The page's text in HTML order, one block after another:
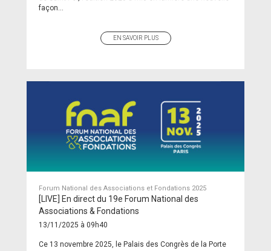
façon...
EN SAVOIR PLUS
Forum National des Associations et Fondations 2025
[LIVE] En direct du 19e Forum National des
Associations & Fondations
13/11/2025 à 09h40
Ce 13 novembre 2025, le Palais des Congrès de la Porte